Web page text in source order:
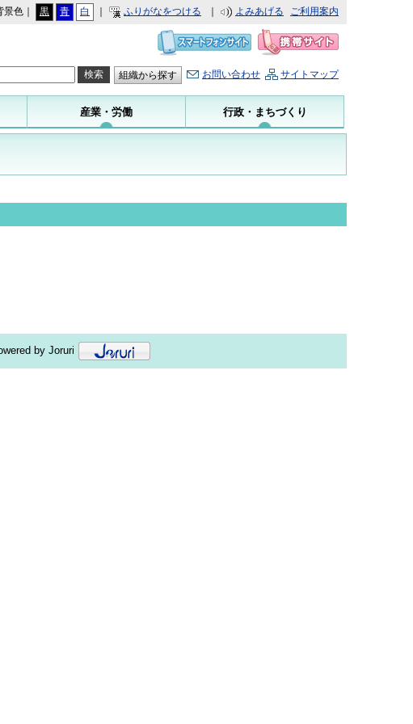
景色｜ 黒 青 白 ふりがなをつける よみあげる ご利用案内
組織から探す お問い合わせ サイトマップ
産業・労働 行政・まちづくり
by Joruri